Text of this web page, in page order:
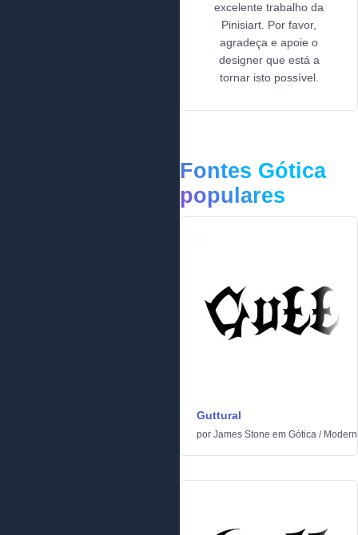
excelente trabalho da
Pinisiart. Por favor,
agradeça e apoie o
designer que está a
tornar isto possível.
Fontes Gótica
populares
Guttural
por James Stone em Gótica /